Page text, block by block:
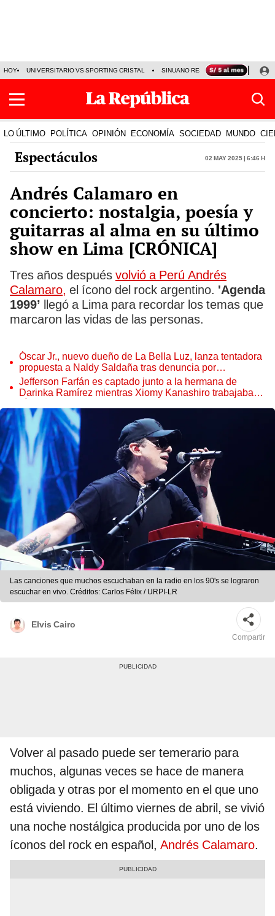
HOY UNIVERSITARIO VS SPORTING CRISTAL SINUANO RESULTADOS HOY
LO ÚLTIMO POLÍTICA OPINIÓN ECONOMÍA SOCIEDAD MUNDO
Espectáculos 02 May 2025 | 6:46 h
Andrés Calamaro en
concierto: nostalgia, poesía y
guitarras al alma en su último
show en Lima [CRÓNICA]
Tres años después volvió a Perú Andrés
Calamaro, el ícono del rock argentino. 'Agenda
1999’ llegó a Lima para recordar los temas que
marcaron las vidas de las personas.
Óscar Jr., nuevo dueño de La Bella Luz, lanza tentadora
propuesta a Naldy Saldaña tras denuncia por
tocamientos
Jefferson Farfán es captado junto a la hermana de
Darinka Ramírez mientras Xiomy Kanashiro trabajaba:
Las canciones que muchos escuchaban en la radio en los 90's se lograron
escuchar en vivo. Créditos: Carlos Félix / URPI-LR
Elvis Cairo
Compartir
Volver al pasado puede ser temerario para
muchos, algunas veces se hace de manera
obligada y otras por el momento en el que uno
está viviendo. El último viernes de abril, se vivió
una noche nostálgica producida por uno de los
íconos del rock en español, Andrés Calamaro.